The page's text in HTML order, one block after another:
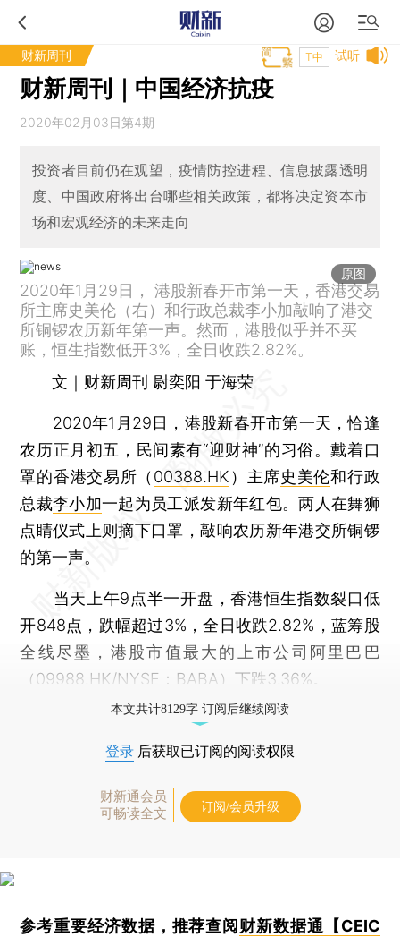
财新周刊 试听
T中
财新周刊｜中国经济抗疫
2020年02月03日第4期
投资者目前仍在观望，疫情防控进程、信息披露透明
度、中国政府将出台哪些相关政策，都将决定资本市
场和宏观经济的未来走向
原图
2020年1月29日， 港股新春开市第一天，香港交易
所主席史美伦（右）和行政总裁李小加敲响了港交
所铜锣农历新年第一声。然而，港股似乎并不买
账，恒生指数低开3%，全日收跌2.82%。
文｜财新周刊 尉奕阳 于海荣
2020年1月29日，港股新春开市第一天，恰逢
农历正月初五，民间素有“迎财神”的习俗。戴着口
罩的香港交易所（ 00388.HK ）主席史美伦和行政
总裁李小加一起为员工派发新年红包。两人在舞狮
点睛仪式上则摘下口罩，敲响农历新年港交所铜锣
的第一声。
当天上午9点半一开盘，香港恒生指数裂口低
开848点，跌幅超过3%，全日收跌2.82%，蓝筹股
全线尽墨，港股市值最大的上市公司阿里巴巴
（09988.HK/NYSE：BABA）下跌3.36%。
本文共计8129字 订阅后继续阅读
登录 后获取已订阅的阅读权限
财新通会员
可畅读全文
订阅/会员升级
参考重要经济数据，推荐查阅 财新数据通【CEIC